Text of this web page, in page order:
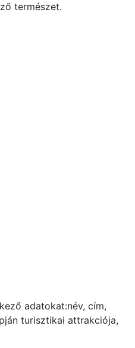
természet.
adatokat:név, cím,
turisztikai attrakciója,